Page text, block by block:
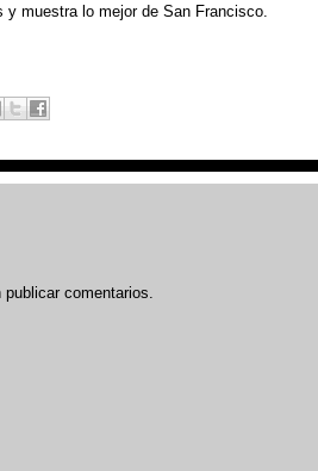
y muestra lo mejor de San Francisco.
comentarios.